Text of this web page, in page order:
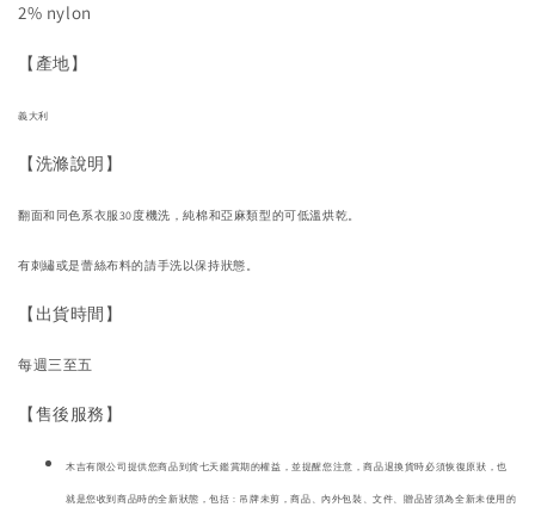
2% nylon
【產地】
義大利
【洗滌說明】
翻面和同色系衣服30度機洗，純棉和亞麻類型的可低溫烘乾。
有刺繡或是蕾絲布料的請手洗以保持狀態。
【出貨時間】
每週三至五
【售後服務】
木吉有限公司提供您商品到貨七天鑑賞期的權益，並提醒您注意，商品退換貨時必須恢復原狀，也
就是您收到商品時的全新狀態，包括 : 吊牌未剪，商品、內外包裝、文件、贈品皆須為全新未使用的